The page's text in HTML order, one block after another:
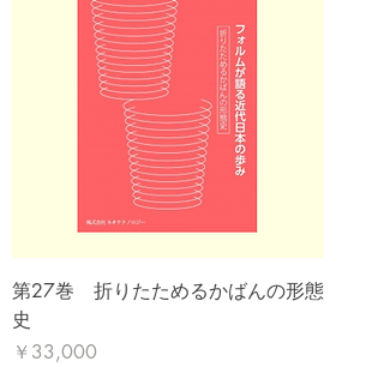
第27巻 折りたためるかばんの形態
史
価格
￥33,000